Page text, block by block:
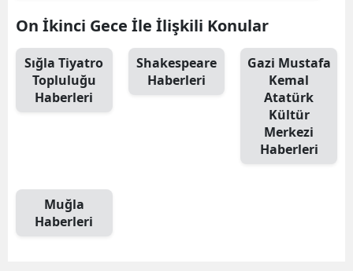
On İkinci Gece İle İlişkili Konular
Sığla Tiyatro
Topluluğu
Haberleri
Shakespeare
Haberleri
Gazi Mustafa
Kemal
Atatürk
Kültür
Merkezi
Haberleri
Muğla
Haberleri